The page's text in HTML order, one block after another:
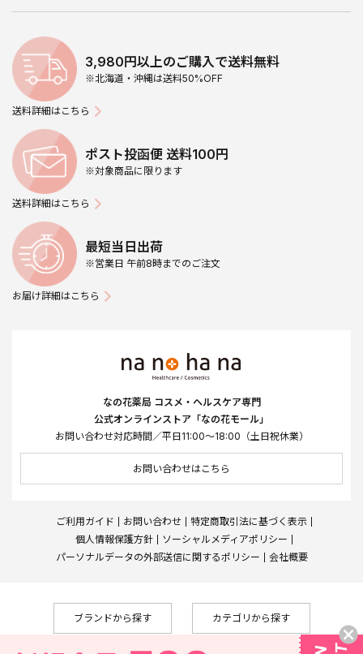
3,980円以上のご購入で送料無料
※北海道・沖縄は送料50%OFF
送料詳細はこちら
ポスト投函便 送料100円
※対象商品に限ります
送料詳細はこちら
最短当日出荷
※営業日 午前8時までのご注文
お届け詳細はこちら
なの花薬局 コスメ・ヘルスケア専門
公式オンラインストア「なの花モール」
お問い合わせ対応時間／平日11:00～18:00（土日祝休業）
お問い合わせはこちら
ご利用ガイド お問い合わせ
特定商取引法に基づく表示
個人情報保護方針
ソーシャルメディアポリシー
パーソナルデータの外部送信に関するポリシー
会社概要
ブランドから探す カテゴリから探す
Copyright © Nanohana West Japan Co., Ltd., All Rights Reserved